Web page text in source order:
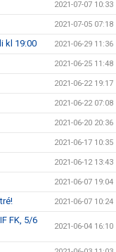
2021-07-07 10:33
2021-07-05 07:18
kl 19:00 2021-06-29 11:36
2021-06-25 11:48
2021-06-22 19:17
2021-06-22 07:08
2021-06-20 20:36
2021-06-17 10:35
2021-06-12 13:43
2021-06-07 19:04
2021-06-07 10:24
FK, 5/6
2021-06-04 16:10